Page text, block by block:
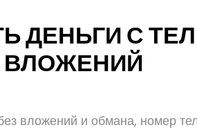
ДЕНЬГИ С
ВЛОЖЕНИЙ
вложений и обмана, номер